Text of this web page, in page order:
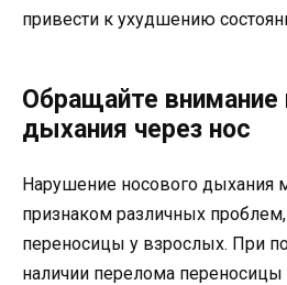
привести к ухудшению
Обращайте внимание
дыхания через нос
Нарушение носового дыхания
признаком различных
переносицы у взрослых. При
наличии перелома